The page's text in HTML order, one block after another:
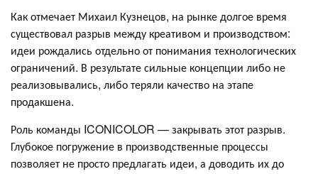
Как отмечает Михаил Кузнецов, на рынке долгое время
существовал разрыв между креативом и производством:
идеи рождались отдельно от понимания технологических
ограничений. В результате сильные концепции либо не
реализовывались, либо теряли качество на этапе
продакшена.
Роль команды ICONICOLOR — закрывать этот разрыв.
Глубокое погружение в производственные процессы
позволяет не просто предлагать идеи, а доводить их до